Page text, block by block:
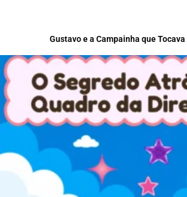
Gustavo e a Campainha que